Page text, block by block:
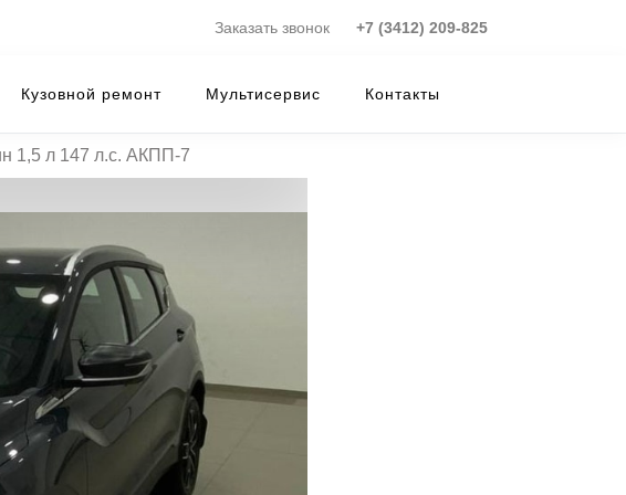
Заказать звонок +7 (3412) 209-825
Кузовной ремонт Мультисервис Контакты
1,5 л 147 л.с. АКПП-7